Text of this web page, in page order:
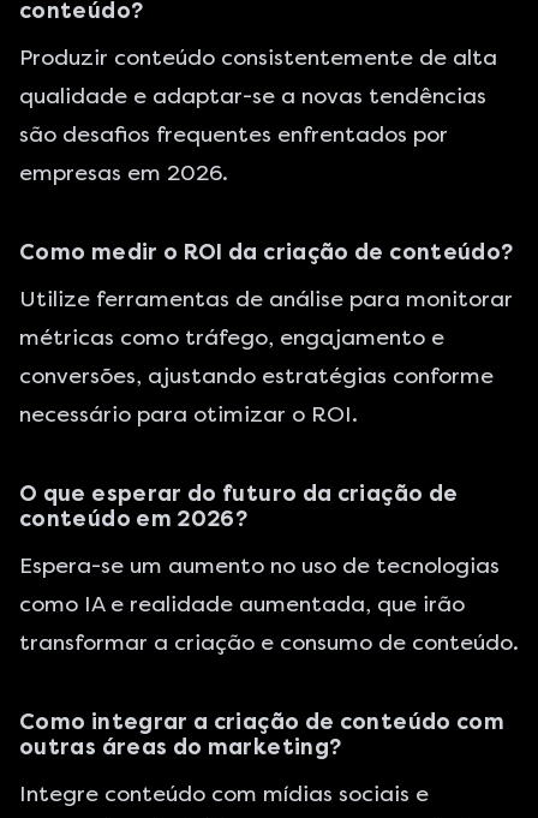
conteúdo?
Produzir conteúdo consistentemente de alta
qualidade e adaptar-se a novas tendências
são desafios frequentes enfrentados por
empresas em 2026.
Como medir o ROI da criação de conteúdo?
Utilize ferramentas de análise para monitorar
métricas como tráfego, engajamento e
conversões, ajustando estratégias conforme
necessário para otimizar o ROI.
O que esperar do futuro da criação de
conteúdo em 2026?
Espera-se um aumento no uso de tecnologias
como IA e realidade aumentada, que irão
transformar a criação e consumo de conteúdo.
Como integrar a criação de conteúdo com
outras áreas do marketing?
Integre conteúdo com mídias sociais e